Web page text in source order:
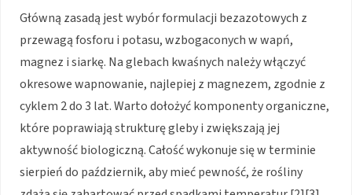
Główną zasadą jest wybór formulacji bezazotowych z
przewagą fosforu i potasu, wzbogaconych w wapń,
magnez i siarkę. Na glebach kwaśnych należy włączyć
okresowe wapnowanie, najlepiej z magnezem, zgodnie z
cyklem 2 do 3 lat. Warto dołożyć komponenty organiczne,
które poprawiają strukturę gleby i zwiększają jej
aktywność biologiczną. Całość wykonuje się w terminie
sierpień do październik, aby mieć pewność, że rośliny